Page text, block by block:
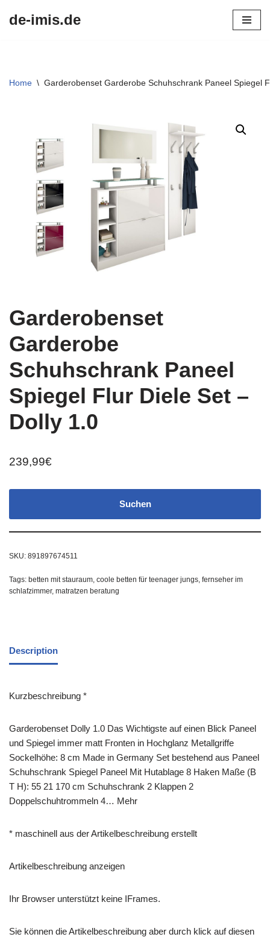
de-imis.de
Home \ Garderobenset Garderobe Schuhschrank Paneel Spiegel
Garderobenset
Garderobe
Schuhschrank Paneel
Spiegel Flur Diele Set –
Dolly 1.0
239,99€
Suchen
SKU: 891897674511
Tags: betten mit stauraum, coole betten für teenager jungs, fernseher im
schlafzimmer, matratzen beratung
Description
Kurzbeschreibung *
Garderobenset Dolly 1.0 Das Wichtigste auf einen Blick Paneel
und Spiegel immer matt Fronten in Hochglanz Metallgriffe
Sockelhöhe: 8 cm Made in Germany Set bestehend aus Paneel
Schuhschrank Spiegel Paneel Mit Hutablage 8 Haken Maße (B
T H): 55 21 170 cm Schuhschrank 2 Klappen 2
Doppelschuhtrommeln 4… Mehr
* maschinell aus der Artikelbeschreibung erstellt
Artikelbeschreibung anzeigen
Ihr Browser unterstützt keine IFrames.
Sie können die Artikelbeschreibung aber durch klick auf diesen